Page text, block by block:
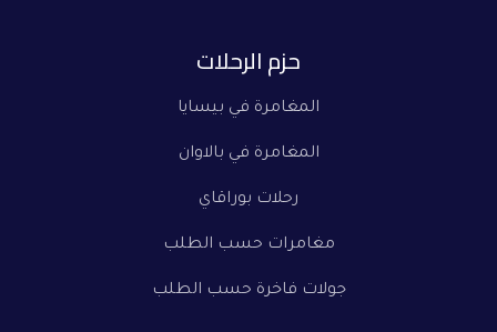
حزم الرحلات
المغامرة في بيسايا
المغامرة في بالاوان
رحلات بوراقاي
مغامرات حسب الطلب
جولات فاخرة حسب الطلب